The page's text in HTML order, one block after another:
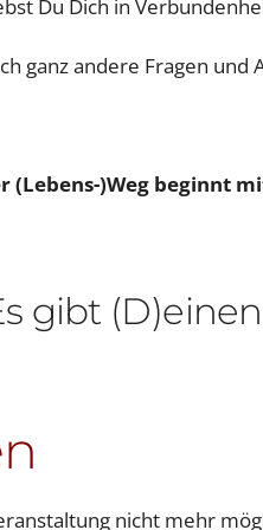
Du Dich in
ganz andere Fragen und
(Lebens-)Weg beginnt
gibt
nicht mehr